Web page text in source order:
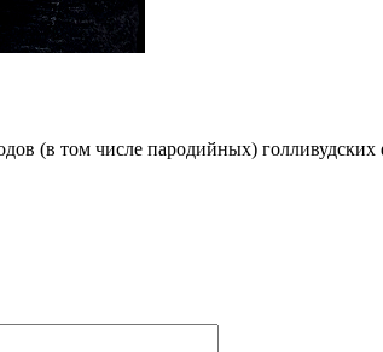
(в том числе пародийных)